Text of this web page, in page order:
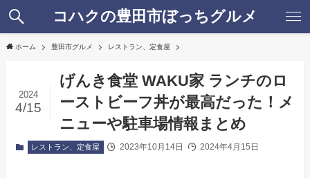
コハクの豊田市ぼっちグルメ
ホーム 豊田市グルメ レストラン、定食屋
げんき食堂 WAKU家 ランチのロ
ーストビーフ丼が最高だった！メ
ニューや駐車場情報まとめ
2024
4/15
レストラン、定食屋 2023年10月14日 2024年4月15日